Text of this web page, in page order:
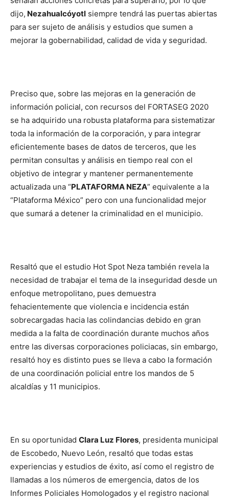
dijo, Nezahualcóyotl siempre tendrá las puertas abiertas
para ser sujeto de análisis y estudios que sumen a
mejorar la gobernabilidad, calidad de vida y seguridad.
Preciso que, sobre las mejoras en la generación de
información policial, con recursos del FORTASEG 2020
se ha adquirido una robusta plataforma para sistematizar
toda la información de la corporación, y para integrar
eficientemente bases de datos de terceros, que les
permitan consultas y análisis en tiempo real con el
objetivo de integrar y mantener permanentemente
actualizada una “PLATAFORMA NEZA” equivalente a la
“Plataforma México” pero con una funcionalidad mejor
que sumará a detener la criminalidad en el municipio.
Resaltó que el estudio Hot Spot Neza también revela la
necesidad de trabajar el tema de la inseguridad desde un
enfoque metropolitano, pues demuestra
fehacientemente que violencia e incidencia están
sobrecargadas hacia las colindancias debido en gran
medida a la falta de coordinación durante muchos años
entre las diversas corporaciones policiacas, sin embargo,
resaltó hoy es distinto pues se lleva a cabo la formación
de una coordinación policial entre los mandos de 5
alcaldías y 11 municipios.
En su oportunidad Clara Luz Flores, presidenta municipal
de Escobedo, Nuevo León, resaltó que todas estas
experiencias y estudios de éxito, así como el registro de
llamadas a los números de emergencia, datos de los
Informes Policiales Homologados y el registro nacional